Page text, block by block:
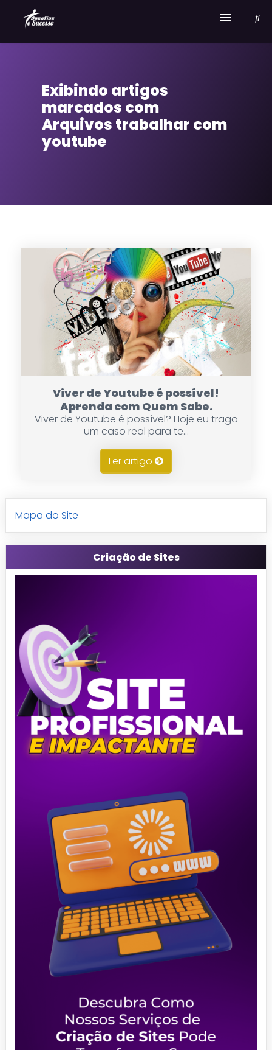
Serviços
Sobre Desafios e Sucesso
Exibindo artigos
marcados com
Arquivos trabalhar com
youtube
Viver de Youtube é possível!
Aprenda com Quem Sabe.
Viver de Youtube é possível? Hoje eu trago
um caso real para te...
Ler artigo
Mapa do Site
Criação de Sites